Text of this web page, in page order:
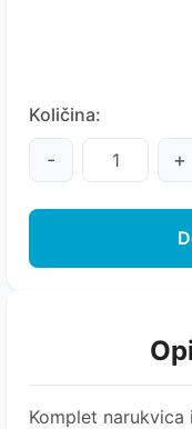
Količina:
- +
Komplet